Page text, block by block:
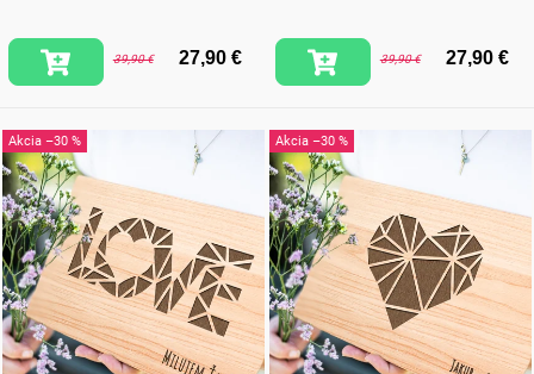
39,90 € 27,90 € 39,90 € 27,90 €
–30 % –30 %